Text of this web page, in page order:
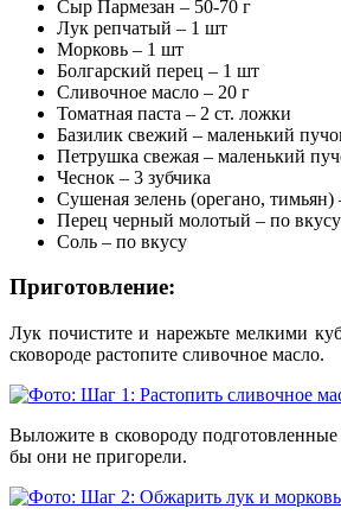
Сыр Пармезан – 50-70 г
Лук репчатый – 1 шт
Морковь – 1 шт
Болгарский перец – 1 шт
Сливочное масло – 20 г
Томатная паста – 2 ст. ложки
Базилик свежий – маленький
Петрушка свежая – маленький
Чеснок – 3 зубчика
Сушеная зелень (орегано, тимьян)
Перец черный молотый – по вкусу
Соль – по вкусу
Приготовление:
Лук почистите и нарежьте мелкими
сковороде растопите сливочное масло.
Выложите в сковороду
бы они не пригорели.